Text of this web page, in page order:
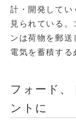
計・開発してい
見られている
ンは荷物を郵
電気を蓄積する
フォード、
ントに